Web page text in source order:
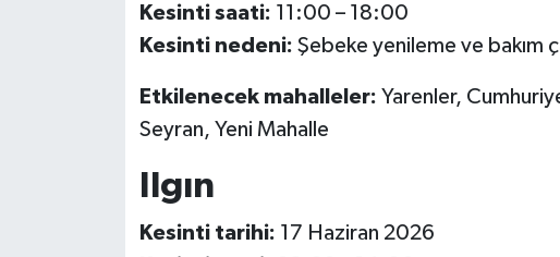
Kesinti saati: 11:00 – 18:00
Kesinti nedeni: Şebeke yenileme ve bakım
Etkilenecek mahalleler: Yarenler,
Seyran, Yeni Mahalle
Ilgın
Kesinti tarihi: 17 Haziran 2026